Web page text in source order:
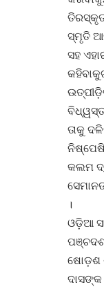
ସ୍ମୃତି
ସହ
ତାକୁ
କଲମ
।
ଓଡ଼ିଆ
ପଞ୍ଚଦଶ
ଷୋଡ଼ଶ
ଦାସଙ୍କ